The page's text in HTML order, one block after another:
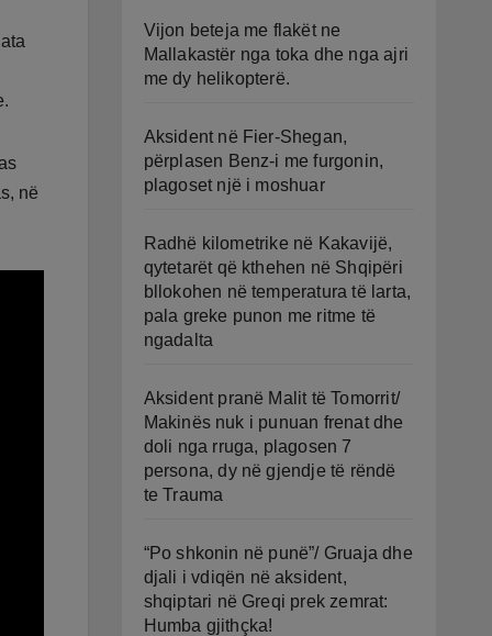
në
Vijon beteja me flakët ne
Mallakastër nga toka dhe nga ajri
me dy helikopterë.
Aksident në Fier-Shegan,
përplasen Benz-i me furgonin,
plagoset një i moshuar
Radhë kilometrike në Kakavijë,
qytetarët që kthehen në Shqipëri
bllokohen në temperatura të larta,
pala greke punon me ritme të
ngadalta
Aksident pranë Malit të Tomorrit/
Makinës nuk i punuan frenat dhe
doli nga rruga, plagosen 7
persona, dy në gjendje të rëndë
te Trauma
“Po shkonin në punë”/ Gruaja dhe
djali i vdiqën në aksident,
shqiptari në Greqi prek zemrat:
Humba gjithçka!